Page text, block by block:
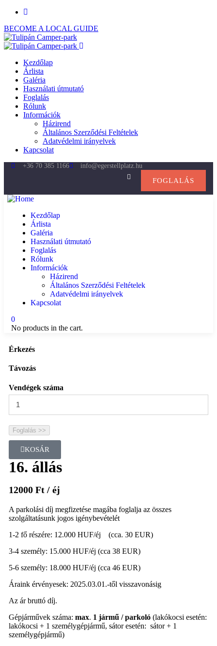
BECOME A LOCAL GUIDE
Kezdőlap
Árlista
Galéria
Használati útmutató
Foglalás
Rólunk
Információk
Házirend
Általános Szerződési Feltételek
Adatvédelmi irányelvek
Kapcsolat
+36 70 385 1166 info@egerstellplatz.hu
FOGLALÁS
Kezdőlap
Árlista
Galéria
Használati útmutató
Foglalás
Rólunk
Információk
Házirend
Általános Szerződési Feltételek
Adatvédelmi irányelvek
Kapcsolat
0
No products in the cart.
Érkezés
Távozás
Vendégek száma
Foglalás >>
KOSÁR
16. állás
12000 Ft / éj
A parkolási díj megfizetése magába foglalja az összes
szolgáltatásunk jogos igénybevételét
1-2 fő részére: 12.000 HUF/éj (cca. 30 EUR)
3-4 személy: 15.000 HUF/éj (cca 38 EUR)
5-6 személy: 18.000 HUF/éj (cca 46 EUR)
Áraink érvényesek: 2025.03.01.-től visszavonásig
Az ár bruttó díj.
Gépjárművek száma: max. 1 jármű / parkoló (lakókocsi esetén:
lakókocsi + 1 személygépjármű, sátor esetén: sátor + 1
személygépjármű)